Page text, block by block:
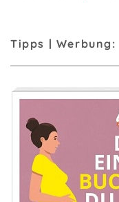
Tipps | Werbung: